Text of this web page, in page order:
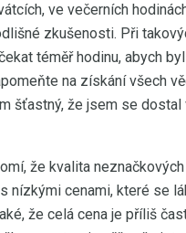
ve večerních
zkušenosti. Při
téměř hodinu, abych
na získání všech
šťastný, že jsem se dostal
že kvalita
nízkými cenami, které se
že celá cena je příliš